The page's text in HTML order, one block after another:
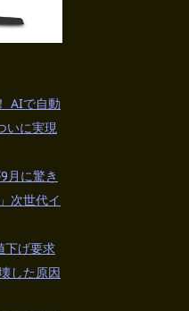
AIで自動
いに実現
月に驚き
次世代イ
下げ要求
した原因